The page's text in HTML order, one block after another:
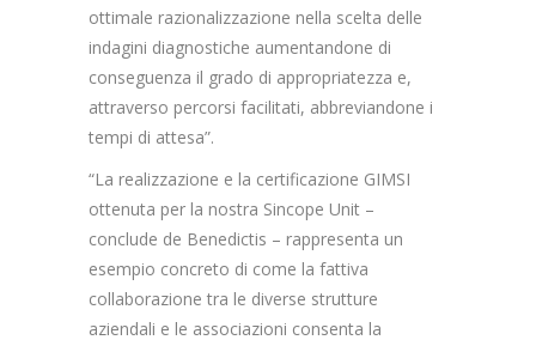
ottimale razionalizzazione nella scelta delle
indagini diagnostiche aumentandone di
conseguenza il grado di appropriatezza e,
attraverso percorsi facilitati, abbreviandone i
tempi di attesa”.
“La realizzazione e la certificazione GIMSI
ottenuta per la nostra Sincope Unit –
conclude de Benedictis – rappresenta un
esempio concreto di come la fattiva
collaborazione tra le diverse strutture
aziendali e le associazioni consenta la